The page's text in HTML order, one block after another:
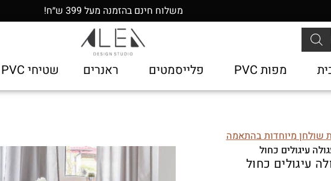
משלוח חינם בהזמנה מעל 399 ש״ח!
מפות PVC פלייסמטים ראנרים שטיחי PVC
שולחן מיוחדות בהתאמה
עיגולים כחול
עיגולים כחול